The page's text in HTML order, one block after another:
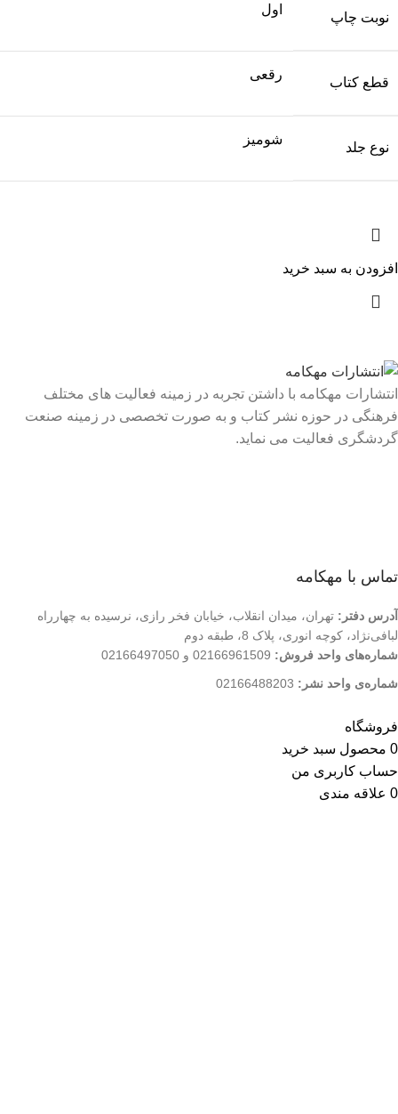
نوبت چاپ
اول
قطع کتاب
رقعی
نوع جلد
شومیز
افزودن به سبد خرید
انتشارات مهکامه با داشتن تجربه در زمینه فعالیت های مختلف
فرهنگی در حوزه نشر کتاب و به صورت تخصصی در زمینه صنعت
گردشگری فعالیت می نماید.
تماس با مهکامه
آدرس دفتر: تهران، میدان انقلاب، خیابان فخر رازی، نرسیده به چهارراه
لبافی‌نژاد، کوچه انوری، پلاک 8، طبقه دوم
شماره‌های واحد فروش: 02166961509 و 02166497050
شماره‌‌ی واحد نشر:
فروشگاه
0 محصول سبد خرید
حساب کاربری من
0 علاقه مندی